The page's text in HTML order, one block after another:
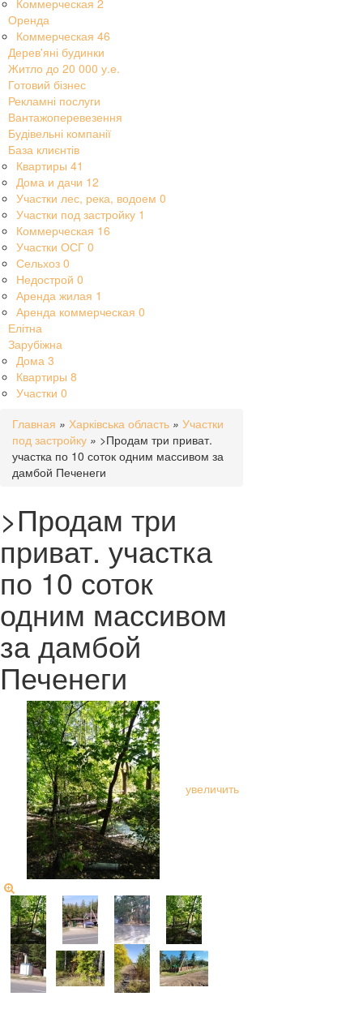
Коммерческая 2
Оренда
Коммерческая 46
Дерев'яні будинки
Житло до 20 000 у.е.
Готовий бізнес
Рекламні послуги
Вантажоперевезення
Будівельні компанії
База клиєнтів
Квартиры 41
Дома и дачи 12
Участки лес, река, водоем 0
Участки под застройку 1
Коммерческая 16
Участки ОСГ 0
Сельхоз 0
Недострой 0
Аренда жилая 1
Аренда коммерческая 0
Елітна
Зарубіжна
Дома 3
Квартиры 8
Участки 0
Главная » Харківська область » Участки
под застройку » >Продам три приват.
участка по 10 соток одним массивом за
дамбой Печенеги
>Продам три
приват. участка
по 10 соток
одним массивом
за дамбой
Печенеги
увеличить